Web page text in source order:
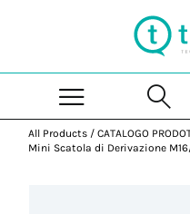
All Products / CATALOGO
Mini Scatola di Derivazione